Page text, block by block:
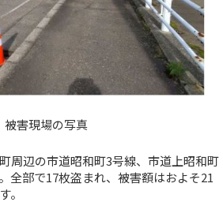
被害現場の写真
周辺の市道昭和町3号線、市道上昭和町
全部で17枚盗まれ、被害額はおよそ21
。